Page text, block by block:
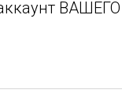
ВАШЕГО